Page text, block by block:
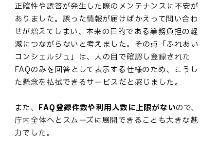
正確性や誤答が発生した際のメンテナンスに不安が
ありました。誤った情報が届けばかえって問い合わ
せが増えてしまい、本来の目的である業務負担の軽
減につながらないと考えました。その点「ふれあい
コンシェルジュ」は、人の目で確認し登録された
FAQのみを回答として表示する仕様のため、こうし
た懸念を払拭できるサービスだと感じました。
また、 FAQ登録件数や利用人数に上限がないので、
庁内全体へとスムーズに展開できることも大きな魅
力でした。